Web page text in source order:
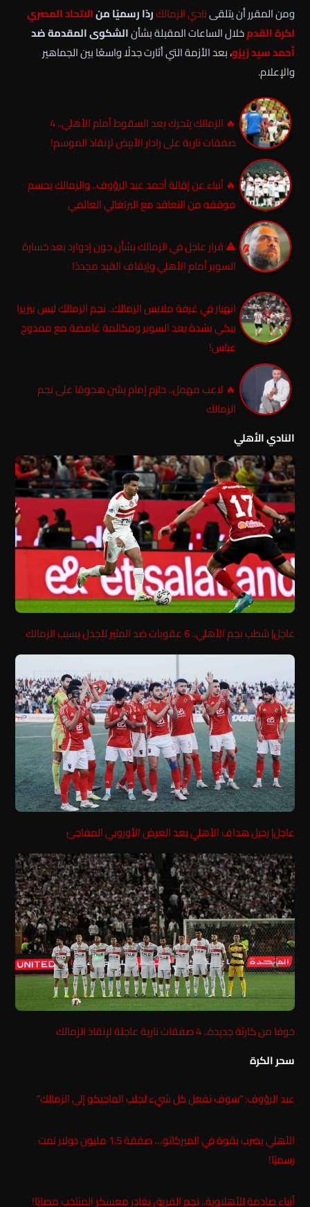
ومن المقرر أن يتلقىنادي الزمالكردًا رسميًا منالاتحاد المصري
لكرة القدمخلال الساعات المقبلة بشأنالشكوى المقدمة ضد
أحمد سيد زيزو، بعد الأزمة التي أثارت جدلًا واسعًا بين الجماهير
والإعلام.
🔥 الزمالك يتحرك بعد السقوط أمام الأهلي.. 4
صفقات نارية على رادار الأبيض لإنقاذ الموسم!
🔥 أنباء عن إقالة أحمد عبد الرؤوف.. والزمالك يحسم
موقفه من التعاقد مع البرتغالي العالمي
⚠️ قرار عاجل في الزمالك بشأن جون إدوارد بعد خسارة
السوبر أمام الأهلي وإيقاف القيد مجددًا
انهيار في غرفة ملابس الزمالك.. نجم الزمالك ليس بيزيرا
يبكي بشدة بعد السوبر ومكالمة غامضة مع ممدوح
عباس!
🔥 لاعب مهمل.. حازم إمام يشن هجومًا على نجم
الزمالك
النادي الأهلي
عاجل| شطب نجم الأهلي.. 6 عقوبات ضد المثير للجدل بسبب الزمالك
عاجل| رحيل هداف الأهلي بعد العرض الأوروبي المفاجئ
خوفا من كارثة جديدة.. 4 صفقات نارية عاجلة لإنقاذ الزمالك
سحر الكرة
عبد الرؤوف: “سوف نفعل كل شيء لجلب الماجيكو إلى الزمالك”
الأهلي يضرب بقوة في الميركاتو… صفقة 1.5 مليون دولار تمت
رسميًا!
أنباء صادمة للأهلاوية.. نجم الفريق يغادر معسكر المنتخب مصابًا!